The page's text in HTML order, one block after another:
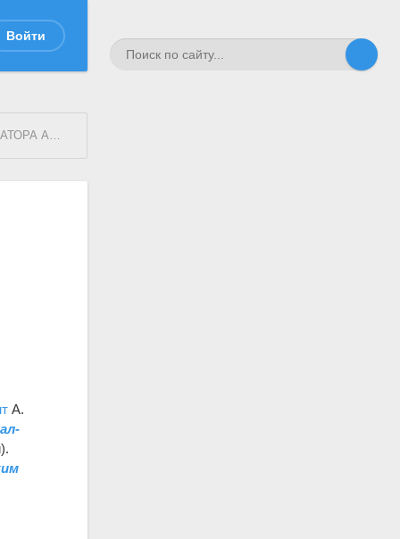
Войти
II
А.